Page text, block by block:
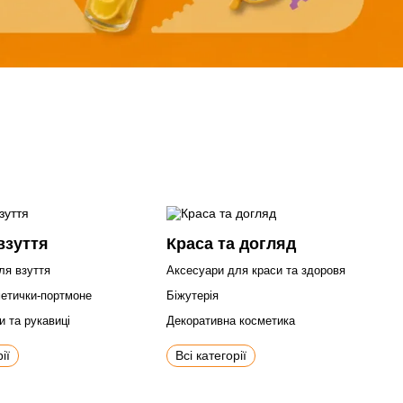
взуття
портмоне
та рукавиці
Краса та догляд
Аксесуари для краси та здоровя
Біжутерія
Декоративна косметика
Всі категорії